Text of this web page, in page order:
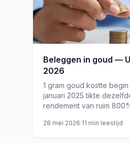
Beleggen in goud —
2026
1 gram goud kostte
januari 2025 tikte
rendement van ruim
acht. Toch...
28 mei 2026·11 min leestijd